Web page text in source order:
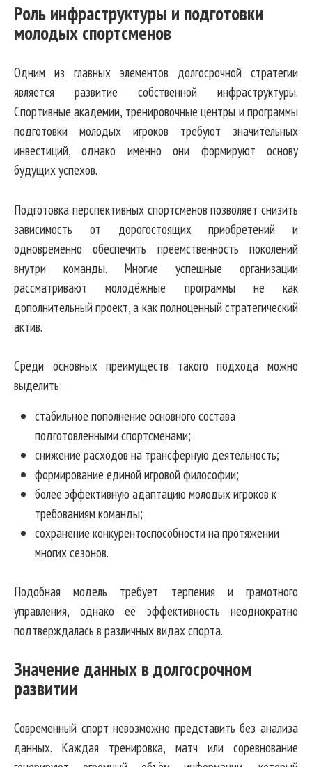
Роль инфраструктуры и подготовки
молодых спортсменов
Одним из главных элементов долгосрочной стратегии
является развитие собственной инфраструктуры.
Спортивные академии, тренировочные центры и программы
подготовки молодых игроков требуют значительных
инвестиций, однако именно они формируют основу
будущих успехов.
Подготовка перспективных спортсменов позволяет снизить
зависимость от дорогостоящих приобретений и
одновременно обеспечить преемственность поколений
внутри команды. Многие успешные организации
рассматривают молодёжные программы не как
дополнительный проект, а как полноценный стратегический
актив.
Среди основных преимуществ такого подхода можно
выделить:
стабильное пополнение основного состава
подготовленными спортсменами;
снижение расходов на трансферную деятельность;
формирование единой игровой философии;
более эффективную адаптацию молодых игроков к
требованиям команды;
сохранение конкурентоспособности на протяжении
многих сезонов.
Подобная модель требует терпения и грамотного
управления, однако её эффективность неоднократно
подтверждалась в различных видах спорта.
Значение данных в долгосрочном
развитии
Современный спорт невозможно представить без анализа
данных. Каждая тренировка, матч или соревнование